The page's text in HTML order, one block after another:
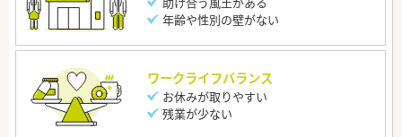
年齢や性別の壁がない
ワークライフバランス
お休みが取りやすい
残業が少ない